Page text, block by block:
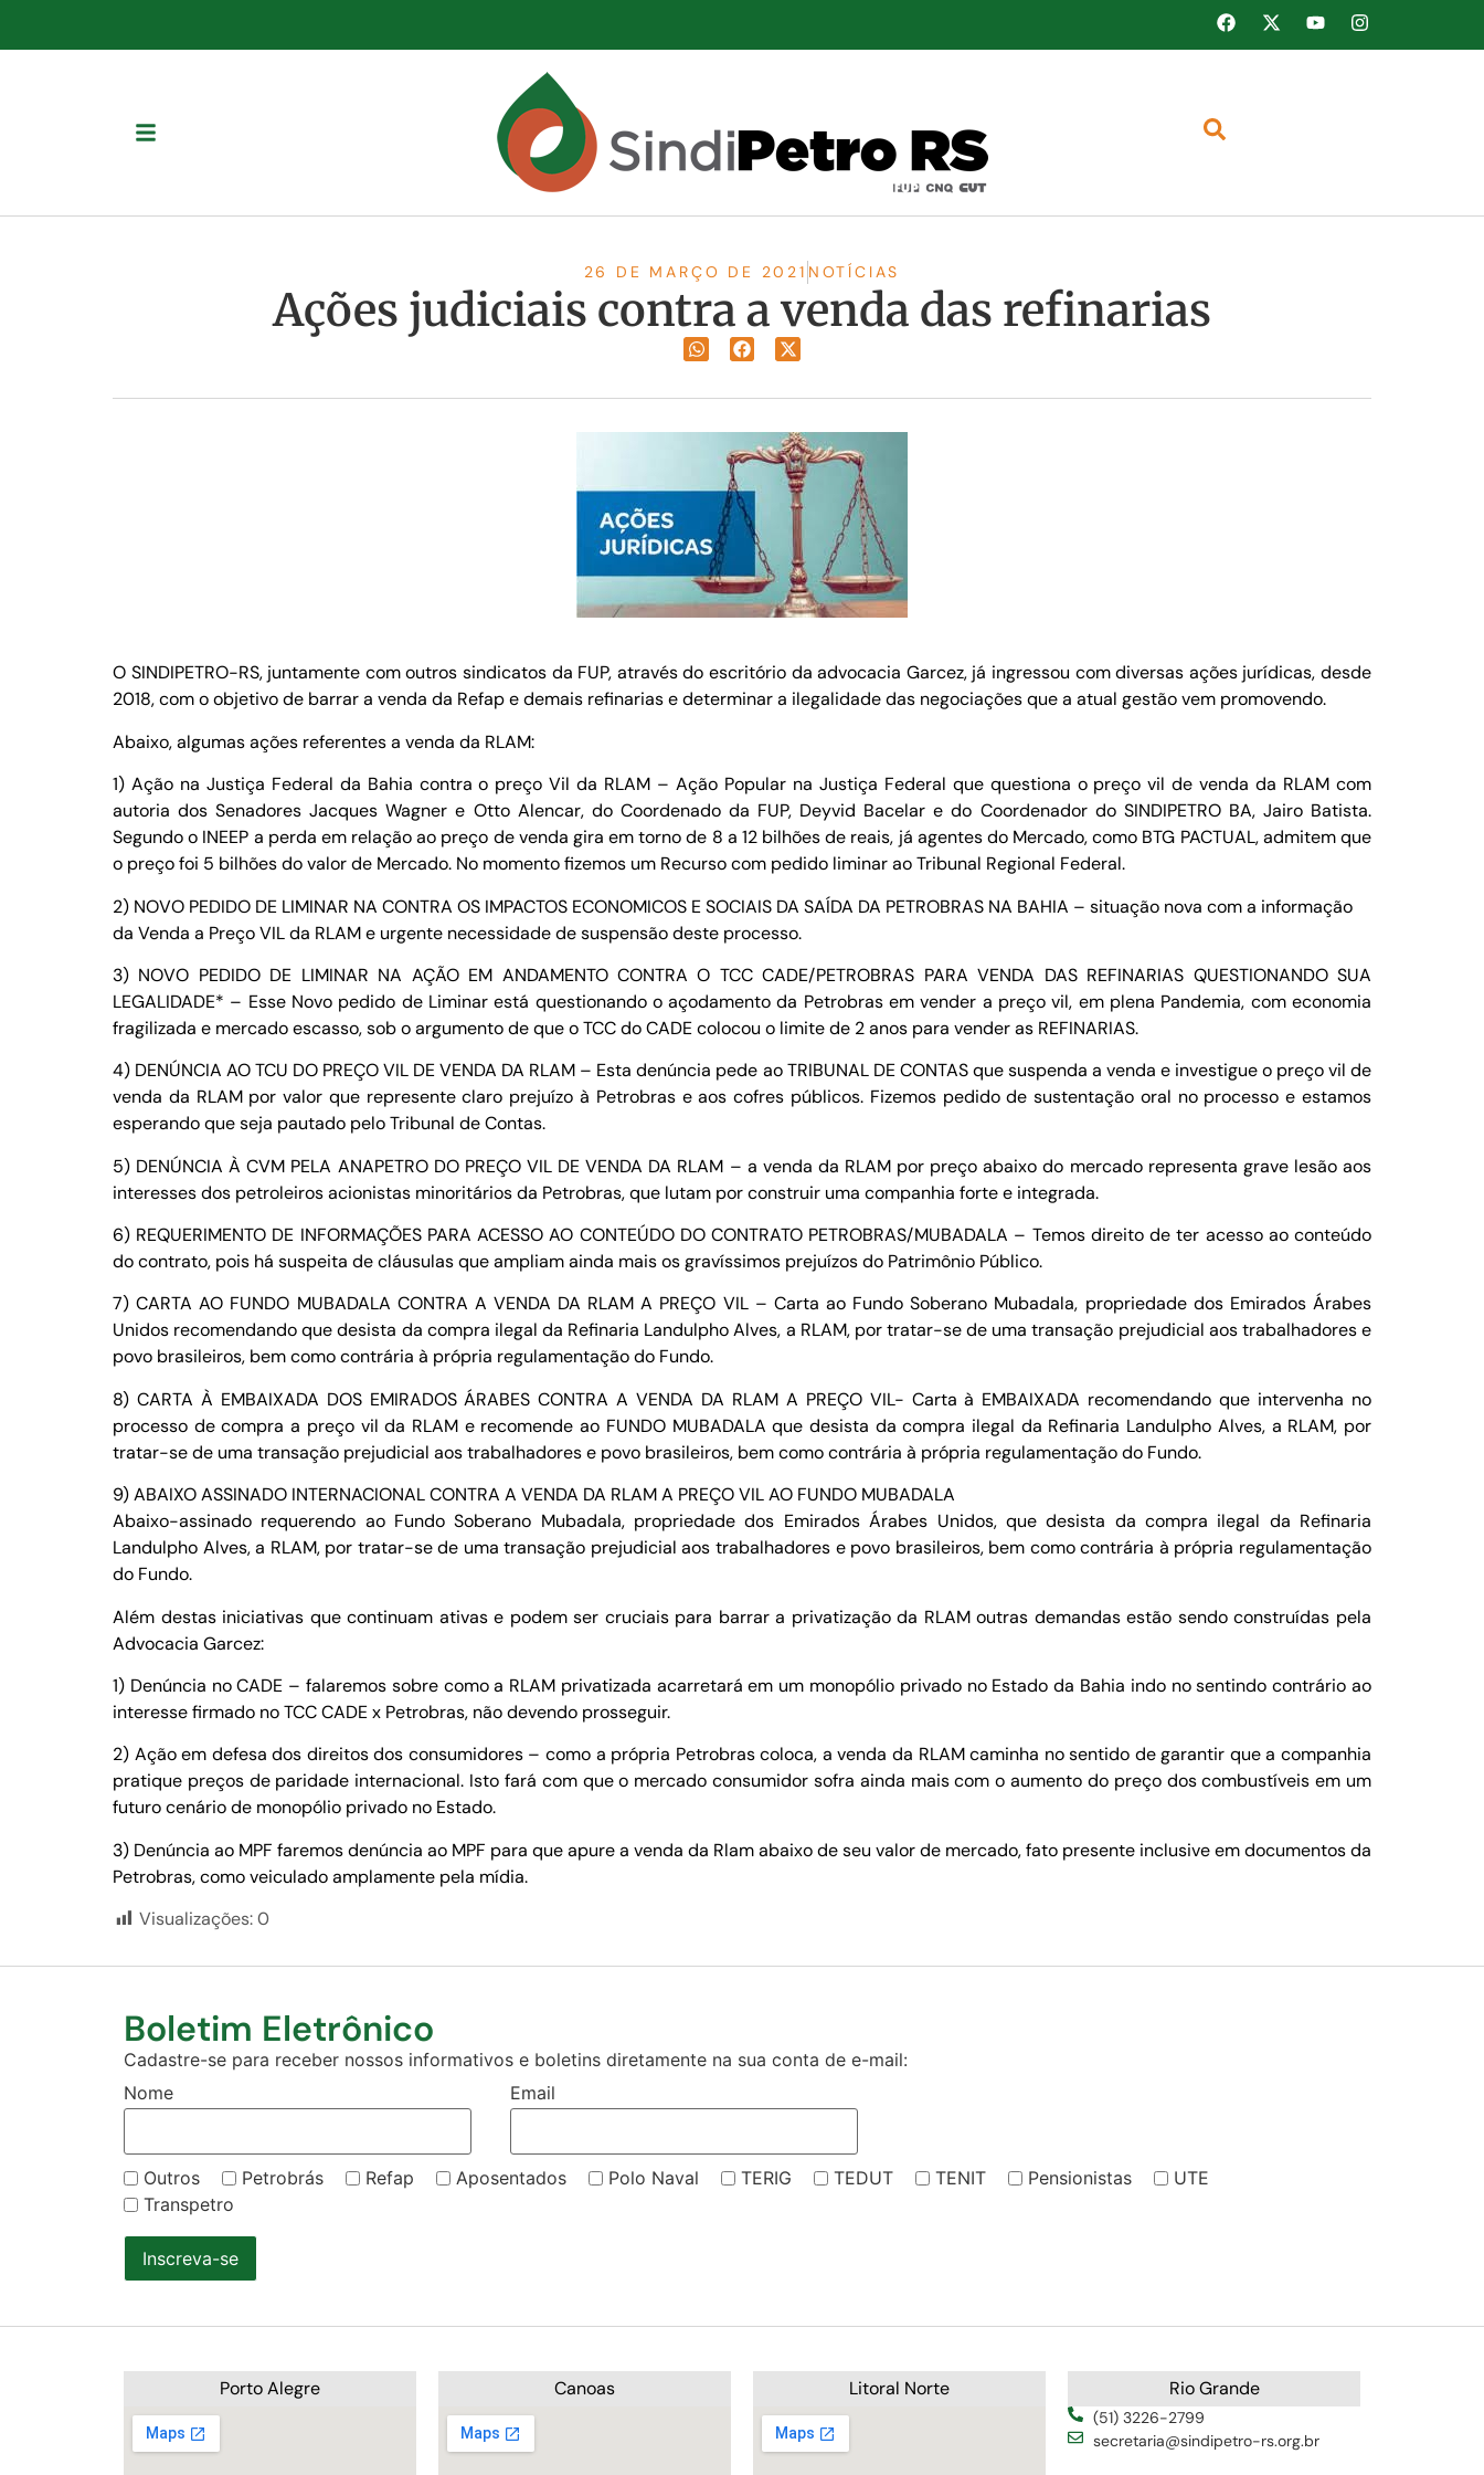
26 DE MARÇO DE 2021 NOTÍCIAS
Ações judiciais contra a venda das refinarias
O SINDIPETRO-RS, juntamente com outros sindicatos da FUP, através do escritório da advocacia Garcez, já ingressou com diversas ações jurídicas, desde
2018, com o objetivo de barrar a venda da Refap e demais refinarias e determinar a ilegalidade das negociações que a atual gestão vem promovendo.
Abaixo, algumas ações referentes a venda da RLAM:
1) Ação na Justiça Federal da Bahia contra o preço Vil da RLAM – Ação Popular na Justiça Federal que questiona o preço vil de venda da RLAM com
autoria dos Senadores Jacques Wagner e Otto Alencar, do Coordenado da FUP, Deyvid Bacelar e do Coordenador do SINDIPETRO BA, Jairo Batista.
Segundo o INEEP a perda em relação ao preço de venda gira em torno de 8 a 12 bilhões de reais, já agentes do Mercado, como BTG PACTUAL, admitem que
o preço foi 5 bilhões do valor de Mercado. No momento fizemos um Recurso com pedido liminar ao Tribunal Regional Federal.
2) NOVO PEDIDO DE LIMINAR NA CONTRA OS IMPACTOS ECONOMICOS E SOCIAIS DA SAÍDA DA PETROBRAS NA BAHIA – situação nova com a informação
da Venda a Preço VIL da RLAM e urgente necessidade de suspensão deste processo.
3) NOVO PEDIDO DE LIMINAR NA AÇÃO EM ANDAMENTO CONTRA O TCC CADE/PETROBRAS PARA VENDA DAS REFINARIAS QUESTIONANDO SUA
LEGALIDADE* – Esse Novo pedido de Liminar está questionando o açodamento da Petrobras em vender a preço vil, em plena Pandemia, com economia
fragilizada e mercado escasso, sob o argumento de que o TCC do CADE colocou o limite de 2 anos para vender as REFINARIAS.
4) DENÚNCIA AO TCU DO PREÇO VIL DE VENDA DA RLAM – Esta denúncia pede ao TRIBUNAL DE CONTAS que suspenda a venda e investigue o preço vil de
venda da RLAM por valor que represente claro prejuízo à Petrobras e aos cofres públicos. Fizemos pedido de sustentação oral no processo e estamos
esperando que seja pautado pelo Tribunal de Contas.
5) DENÚNCIA À CVM PELA ANAPETRO DO PREÇO VIL DE VENDA DA RLAM – a venda da RLAM por preço abaixo do mercado representa grave lesão aos
interesses dos petroleiros acionistas minoritários da Petrobras, que lutam por construir uma companhia forte e integrada.
6) REQUERIMENTO DE INFORMAÇÕES PARA ACESSO AO CONTEÚDO DO CONTRATO PETROBRAS/MUBADALA – Temos direito de ter acesso ao conteúdo
do contrato, pois há suspeita de cláusulas que ampliam ainda mais os gravíssimos prejuízos do Patrimônio Público.
7) CARTA AO FUNDO MUBADALA CONTRA A VENDA DA RLAM A PREÇO VIL – Carta ao Fundo Soberano Mubadala, propriedade dos Emirados Árabes
Unidos recomendando que desista da compra ilegal da Refinaria Landulpho Alves, a RLAM, por tratar-se de uma transação prejudicial aos trabalhadores e
povo brasileiros, bem como contrária à própria regulamentação do Fundo.
8) CARTA À EMBAIXADA DOS EMIRADOS ÁRABES CONTRA A VENDA DA RLAM A PREÇO VIL- Carta à EMBAIXADA recomendando que intervenha no
processo de compra a preço vil da RLAM e recomende ao FUNDO MUBADALA que desista da compra ilegal da Refinaria Landulpho Alves, a RLAM, por
tratar-se de uma transação prejudicial aos trabalhadores e povo brasileiros, bem como contrária à própria regulamentação do Fundo.
9) ABAIXO ASSINADO INTERNACIONAL CONTRA A VENDA DA RLAM A PREÇO VIL AO FUNDO MUBADALA
Abaixo-assinado requerendo ao Fundo Soberano Mubadala, propriedade dos Emirados Árabes Unidos, que desista da compra ilegal da Refinaria
Landulpho Alves, a RLAM, por tratar-se de uma transação prejudicial aos trabalhadores e povo brasileiros, bem como contrária à própria regulamentação
do Fundo.
Além destas iniciativas que continuam ativas e podem ser cruciais para barrar a privatização da RLAM outras demandas estão sendo construídas pela
Advocacia Garcez:
1) Denúncia no CADE – falaremos sobre como a RLAM privatizada acarretará em um monopólio privado no Estado da Bahia indo no sentindo contrário ao
interesse firmado no TCC CADE x Petrobras, não devendo prosseguir.
2) Ação em defesa dos direitos dos consumidores – como a própria Petrobras coloca, a venda da RLAM caminha no sentido de garantir que a companhia
pratique preços de paridade internacional. Isto fará com que o mercado consumidor sofra ainda mais com o aumento do preço dos combustíveis em um
futuro cenário de monopólio privado no Estado.
3) Denúncia ao MPF faremos denúncia ao MPF para que apure a venda da Rlam abaixo de seu valor de mercado, fato presente inclusive em documentos da
Petrobras, como veiculado amplamente pela mídia.
Visualizações:0
Boletim Eletrônico
Cadastre-se para receber nossos informativos e boletins diretamente na sua conta de e-mail:
Nome
Email
Outros Petrobrás Refap Aposentados Polo Naval TERIG TEDUT TENIT Pensionistas
UTE
Transpetro
Inscreva-se
Porto Alegre Canoas Litoral Norte Rio Grande
(51) 3226-2799
secretaria@sindipetro-rs.org.br